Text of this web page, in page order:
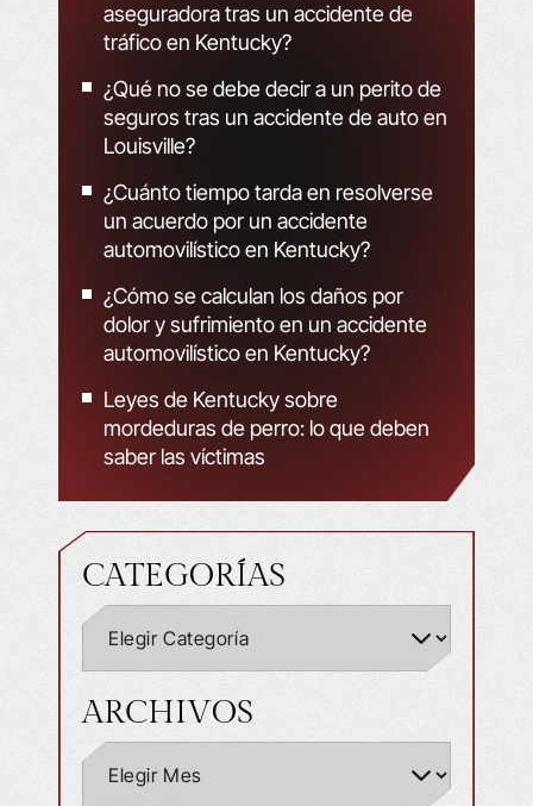
aseguradora tras un accidente de
tráfico en Kentucky?
¿Qué no se debe decir a un perito de
seguros tras un accidente de auto en
Louisville?
¿Cuánto tiempo tarda en resolverse
un acuerdo por un accidente
automovilístico en Kentucky?
¿Cómo se calculan los daños por
dolor y sufrimiento en un accidente
automovilístico en Kentucky?
Leyes de Kentucky sobre
mordeduras de perro: lo que deben
saber las víctimas
CATEGORÍAS
ARCHIVOS